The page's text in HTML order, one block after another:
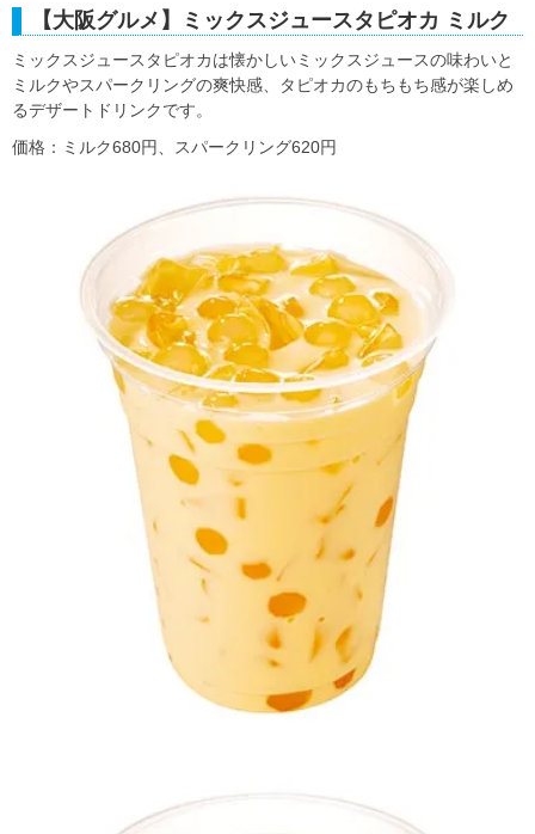
【大阪グルメ】ミックスジュースタピオカ ミルク
ミックスジュースタピオカは懐かしいミックスジュースの味わいと
ミルクやスパークリングの爽快感、タピオカのもちもち感が楽しめ
るデザートドリンクです。
価格：ミルク680円、スパークリング620円